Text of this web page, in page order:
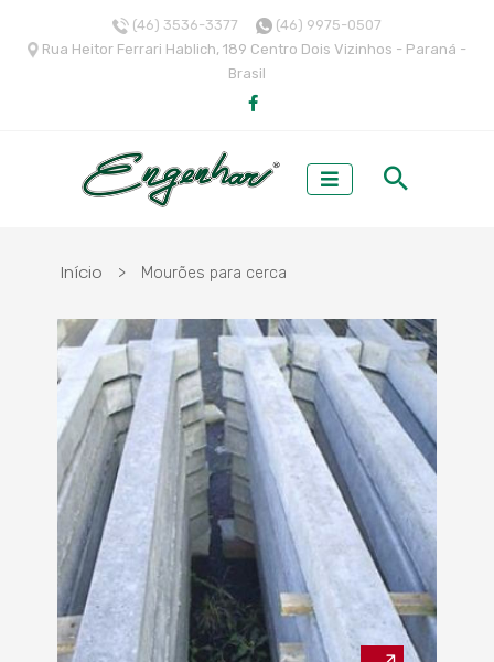
(46) 3536-3377
(46) 9975-0507
Rua Heitor Ferrari Hablich, 189 Centro Dois Vizinhos - Paraná -
Brasil
Início > Mourões para cerca